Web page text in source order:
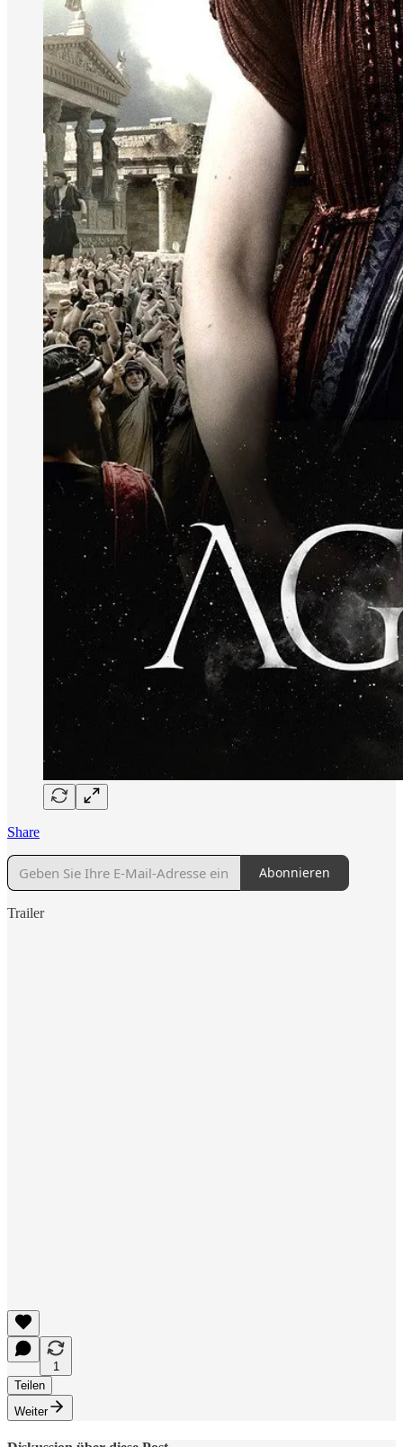
Share
Abonnieren
Trailer
1
Teilen
Weiter